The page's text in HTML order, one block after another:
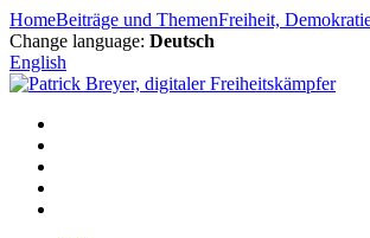
Zum
Inhalt
springen
HomeBeiträge und ThemenFreiheit,
Change language: Deutsch
English